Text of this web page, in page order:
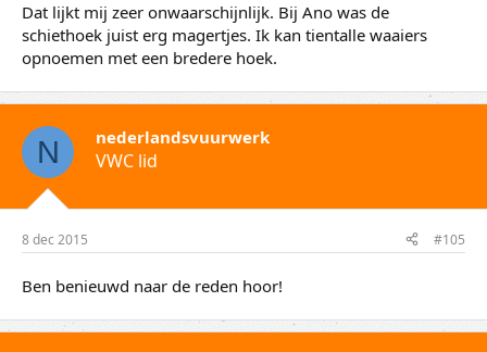
Dat lijkt mij zeer onwaarschijnlijk. Bij Ano was de
schiethoek juist erg magertjes. Ik kan tientalle waaiers
opnoemen met een bredere hoek.
N nederlandsvuurwerk
VWC lid
8 dec 2015 #105
Ben benieuwd naar de reden hoor!